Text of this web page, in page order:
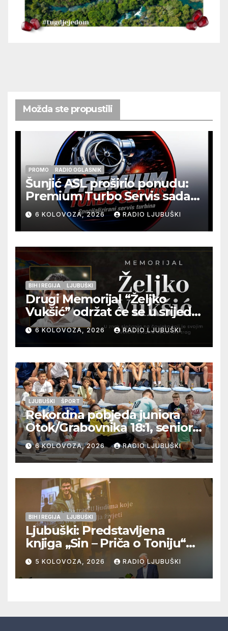
Možda ste propustili
PROMO RADIO OGLASNIK
Šunjić ASL proširio ponudu:
Premium Turbo Servis sada
na jednoj adresi u Ljubuškom
6 KOLOVOZA, 2026 RADIO LJUBUŠKI
BIH I REGIJA LJUBUŠKI
Drugi Memorijal “Željko
Vukšić” održat će se u srijedu
12. kolovoza u Otoku
6 KOLOVOZA, 2026 RADIO LJUBUŠKI
LJUBUŠKI ŠPORT
Rekordna pobjeda juniora
Otok/Grabovnika 18:1, seniori
Pregrađa u četvrtfinalu,
Veljaci i Cerno/Crnopod u
doigravanju, Grljevići završili
natjecanje
6 KOLOVOZA, 2026 RADIO LJUBUŠKI
BIH I REGIJA LJUBUŠKI
Ljubuški: Predstavljena
knjiga „Sin – Priča o Toniju“
dr. sc. Zdenka Hercega
5 KOLOVOZA, 2026 RADIO LJUBUŠKI